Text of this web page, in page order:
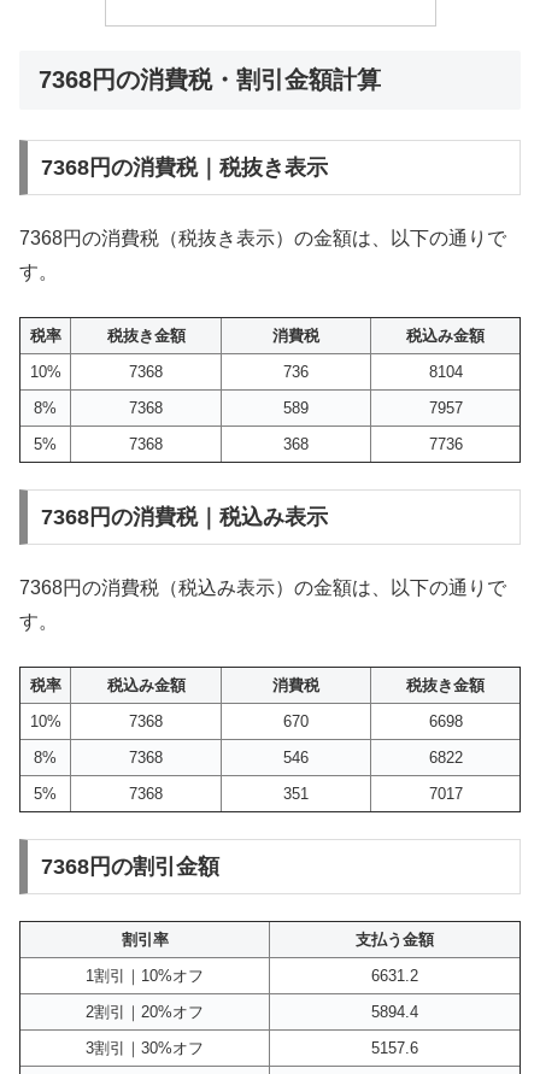
7368円の消費税・割引金額計算
7368円の消費税｜税抜き表示
7368円の消費税（税抜き表示）の金額は、以下の通りで
す。
税率 税抜き金額 消費税
税込み金額
10%
7368 736
8104
8%
7368 589
7957
5%
7368 368 7736
7368円の消費税｜税込み表示
7368円の消費税（税込み表示）の金額は、以下の通りで
す。
税率 税込み金額 消費税
税抜き金額
10%
7368 670
6698
8%
7368 546
6822
5%
7368 351 7017
7368円の割引金額
割引率
支払う金額
1割引｜10%オフ
6631.2
2割引｜20%オフ
5894.4
3割引｜30%オフ
5157.6